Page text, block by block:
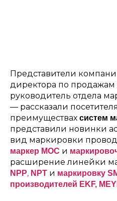
Представители
директора по продажам
руководитель отдела
— рассказали
преимуществах систем
представили новинки
вид маркировки
маркер МОС и
расширение линейки
NPP, NPT и маркировку
производителей EKF,